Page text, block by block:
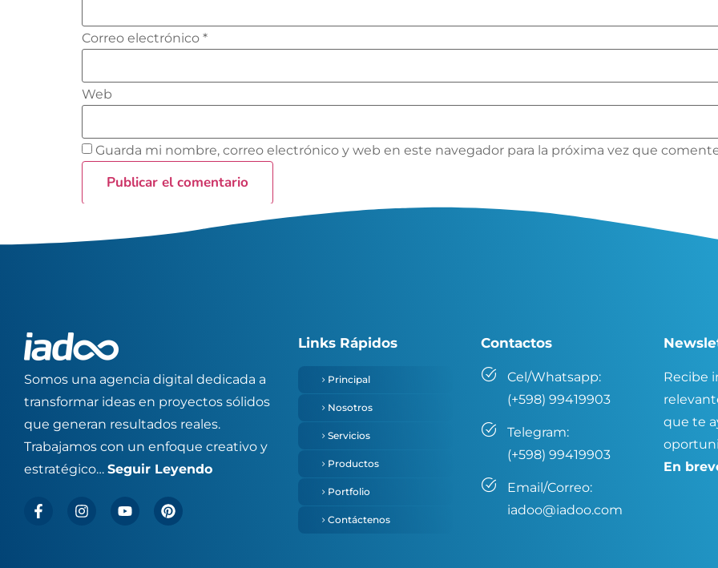
Correo electrónico *
Web
Guarda mi nombre, correo electrónico y web en este navegador para la próxima vez que
Somos una agencia digital dedicada a
transformar ideas en proyectos sólidos
que generan resultados reales.
Trabajamos con un enfoque creativo y
estratégico… Seguir Leyendo
Links Rápidos
Principal
Nosotros
Servicios
Productos
Portfolio
Contáctenos
Contactos
Cel/Whatsapp:
(+598) 99419903
Telegram:
(+598) 99419903
Email/Correo:
iadoo@iadoo.com
Recibe
que te
En